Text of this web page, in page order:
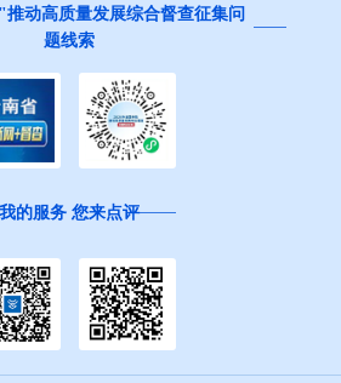
动高质量发展综合督查征集问
题线索
我的服务 您来点评